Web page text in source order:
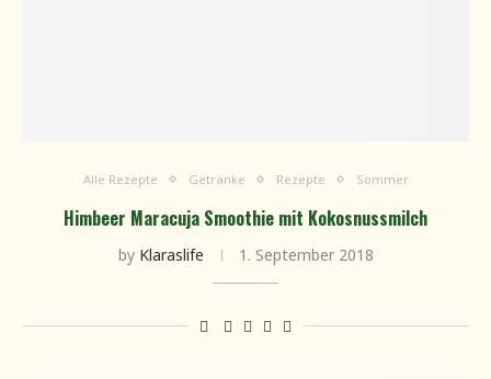
Alle Rezepte Getränke Rezepte Sommer
Himbeer Maracuja Smoothie mit Kokosnussmilch
by Klaraslife 1. September 2018